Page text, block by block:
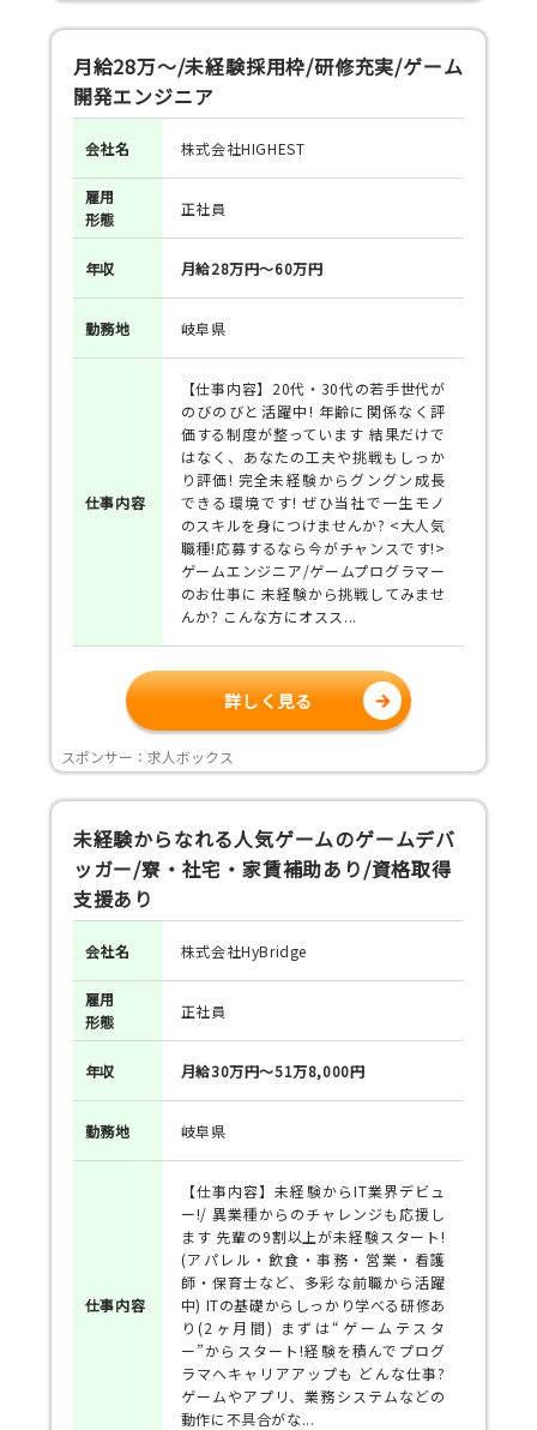
月給28万～/未経験採用枠/研修充実/ゲーム
開発エンジニア
会社名 株式会社HIGHEST
雇用
形態
正社員
年収 月給28万円～60万円
勤務地 岐阜県
仕事内容
【仕事内容】20代・30代の若手世代が
のびのびと活躍中! 年齢に関係なく評
価する制度が整っています 結果だけで
はなく、あなたの工夫や挑戦もしっか
り評価! 完全未経験からグングン成長
できる環境です! ぜひ当社で一生モノ
のスキルを身につけませんか? <大人気
職種!応募するなら今がチャンスです!>
ゲームエンジニア/ゲームプログラマー
のお仕事に 未経験から挑戦してみませ
んか? こんな方にオスス...
詳しく見る
スポンサー：求人ボックス
未経験からなれる人気ゲームのゲームデバ
ッガー/寮・社宅・家賃補助あり/資格取得
支援あり
会社名 株式会社HyBridge
雇用
形態
正社員
年収 月給30万円～51万8,000円
勤務地 岐阜県
仕事内容
【仕事内容】未経験からIT業界デビュ
ー!/ 異業種からのチャレンジも応援し
ます 先輩の9割以上が未経験スタート!
(アパレル・飲食・事務・営業・看護
師・保育士など、多彩な前職から活躍
中) ITの基礎からしっかり学べる研修あ
り(2ヶ月間) まずは“ゲームテスタ
ー”からスタート!経験を積んでプログ
ラマへキャリアアップも どんな仕事?
ゲームやアプリ、業務システムなどの
動作に不具合がな...